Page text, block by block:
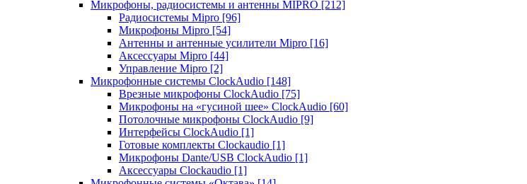
Микрофоны, радиосистемы и антенны MIPRO [212]
Радиосистемы Mipro [96]
Микрофоны Mipro [54]
Антенны и антенные усилители Mipro [16]
Аксессуары Mipro [44]
Управление Mipro [2]
Микрофонные системы ClockAudio [148]
Врезные микрофоны ClockAudio [75]
Микрофоны на «гусиной шее» ClockAudio [60]
Потолочные микрофоны ClockAudio [9]
Интерфейсы ClockAudio [1]
Готовые комплекты Clockaudio [1]
Микрофоны Dante/USB ClockAudio [1]
Аксессуары Clockaudio [1]